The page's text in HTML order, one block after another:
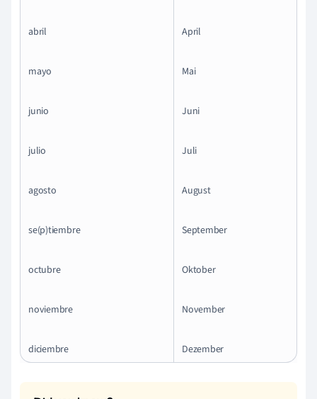
abril
mayo
junio
julio
agosto
se(p)tiembre
octubre
noviembre
diciembre
April
Mai
Juni
Juli
August
September
Oktober
November
Dezember